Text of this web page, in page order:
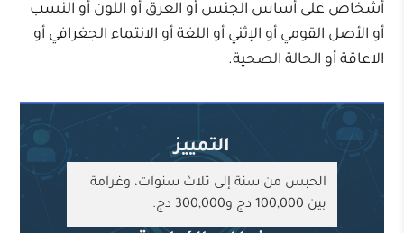
أشخاص على أساس الجنس أو العرق أو اللون أو النسب
أو الأصل القومي أو الإثني أو اللغة أو الانتماء الجغرافي أو
الاعاقة أو الحالة الصحية.
التمييز
الحبس من سنة إلى ثلاث سنوات، وغرامة
بين 100,000 دج و300,000 دج.